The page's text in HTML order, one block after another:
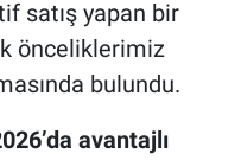
satış yapan bir
önceliklerimiz
bulundu.
avantajlı